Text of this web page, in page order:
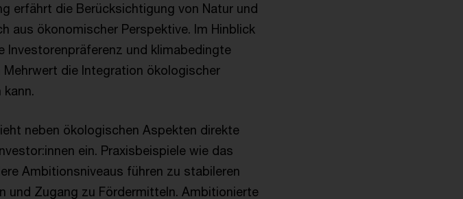
erfährt die Berücksichtigung von Natur und
aus ökonomischer Perspektive. Im Hinblick
Investorenpräferenz und klimabedingte
die Integration ökologischer
neben ökologischen Aspekten direkte
ein. Praxisbeispiele wie das
Ambitionsniveaus führen zu stabileren
und Zugang zu Fördermitteln. Ambitionierte